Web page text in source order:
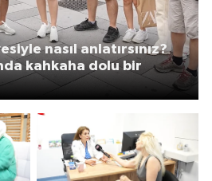
nasıl anlatırsınız?
kahkaha dolu bir